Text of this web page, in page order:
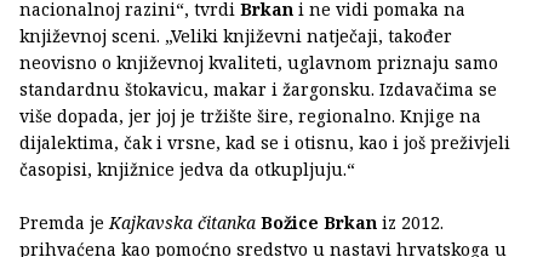
nacionalnoj razini“, tvrdi Brkan i ne vidi pomaka na
književnoj sceni. „Veliki književni natječaji, također
neovisno o književnoj kvaliteti, uglavnom priznaju samo
standardnu štokavicu, makar i žargonsku. Izdavačima se
više dopada, jer joj je tržište šire, regionalno. Knjige na
dijalektima, čak i vrsne, kad se i otisnu, kao i još preživjeli
časopisi, knjižnice jedva da otkupljuju.“
Premda jeKajkavska čitanka Božice Brkan iz 2012.
prihvaćena kao pomoćno sredstvo u nastavi hrvatskoga u